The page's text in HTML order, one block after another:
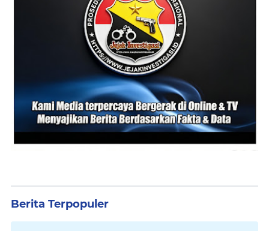
Berita Terpopuler